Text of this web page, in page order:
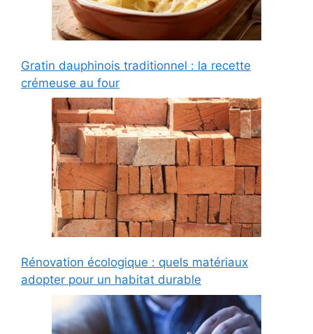
Gratin dauphinois traditionnel : la recette
crémeuse au four
Rénovation écologique : quels matériaux
adopter pour un habitat durable